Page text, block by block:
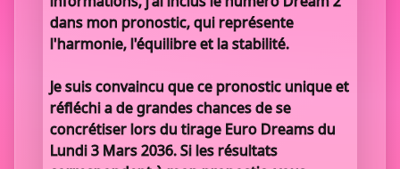
dans mon pronostic, qui représente
l'harmonie, l'équilibre et la stabilité.
Je suis convaincu que ce pronostic unique et
réfléchi a de grandes chances de se
concrétiser lors du tirage Euro Dreams du
Lundi 3 Mars 2036. Si les résultats